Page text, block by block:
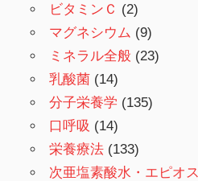
ビタミンＣ (2)
マグネシウム (9)
ミネラル全般 (23)
乳酸菌 (14)
分子栄養学 (135)
口呼吸 (14)
栄養療法 (133)
次亜塩素酸水・エピオス